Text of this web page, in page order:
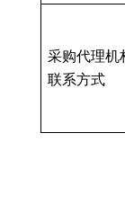
采购代理机
联系方式